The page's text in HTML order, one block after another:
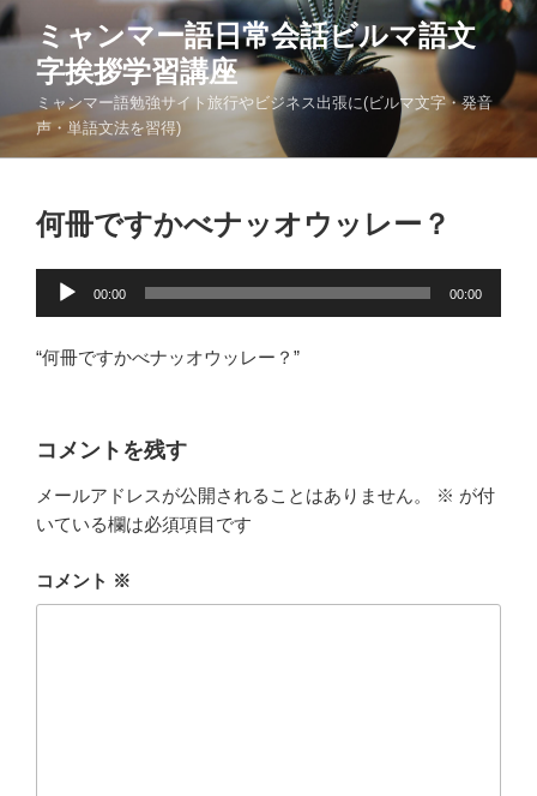
コ
ン
へ
ミャンマー語日常会話ビルマ語文
字挨拶学習講座
ミャンマー語勉強サイト旅行やビジネス出張に(ビルマ文字・発音
声・単語文法を習得)
何冊ですかべナッオウッレー？
レ
ー
00:00 00:00
“何冊ですかべナッオウッレー？”
コメントを残す
メールアドレスが公開されることはありません。 ※ が付
いている欄は必須項目です
コメント ※